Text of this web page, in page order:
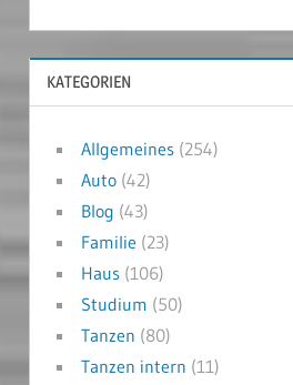
KATEGORIEN
Allgemeines(254)
Auto(42)
Blog (43)
Familie (23)
Haus(106)
Studium (50)
Tanzen (80)
Tanzen intern (11)